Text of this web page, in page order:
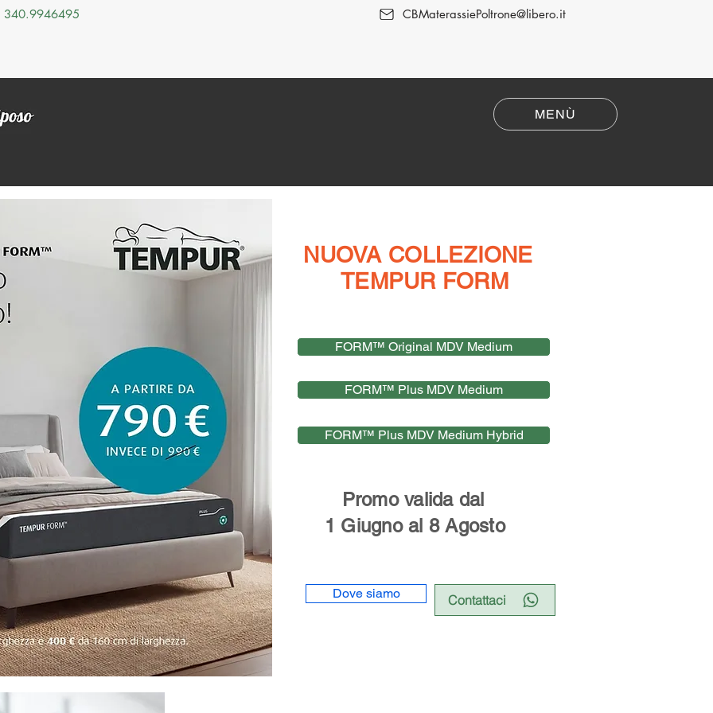
340.9946495 CBMaterassiePoltrone@libero.it
Siamo MENÙ
NUOVA COLLEZIONE
TEMPUR FORM
delle imperdibili offerte
Ti aspettiamo in negozio
FORM™ Original MDV Medium
FORM™ Plus MDV Medium
FORM™ Plus MDV Medium Hybrid
Dove siamo
Promo valida dal
1 Giugno al 8 Agosto
Contattaci